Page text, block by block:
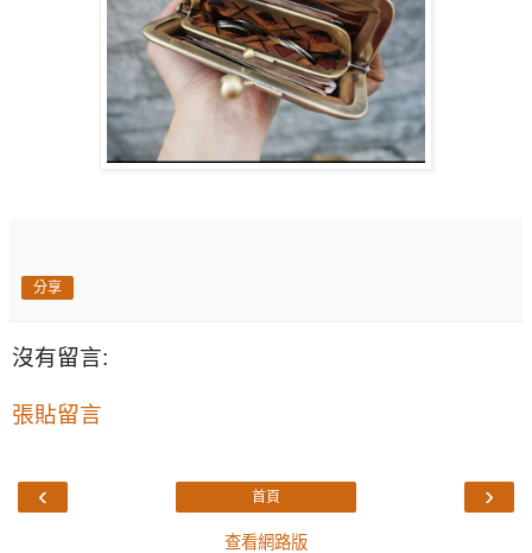
分享
沒有留言:
張貼留言
‹ ›
首頁
查看網路版